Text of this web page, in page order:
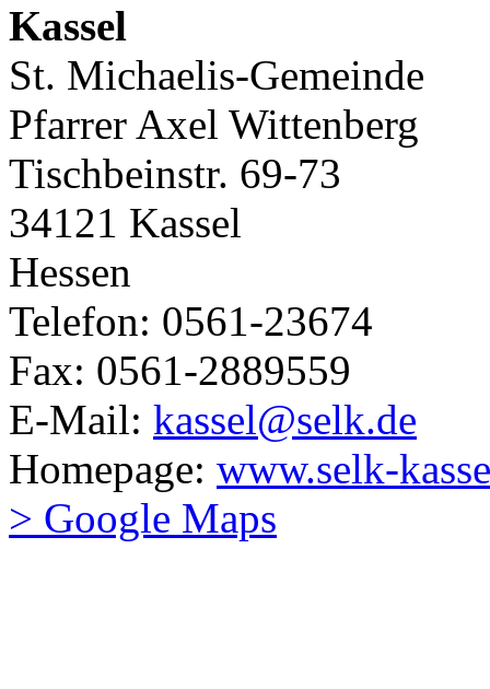
Kassel
St. Michaelis-Gemeinde
Pfarrer Axel Wittenberg
Tischbeinstr. 69-73
34121 Kassel
Hessen
Telefon: 0561-23674
Fax: 0561-2889559
E-Mail: kassel@selk.de
Homepage: www.selk-
> Google Maps